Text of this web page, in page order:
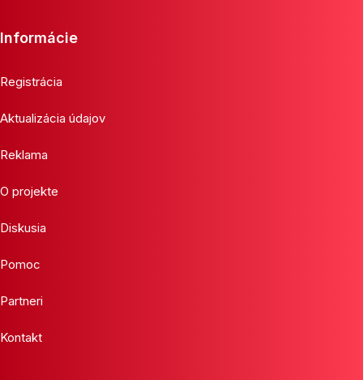
Informácie
Registrácia
Aktualizácia údajov
Reklama
O projekte
Diskusia
Pomoc
Partneri
Kontakt